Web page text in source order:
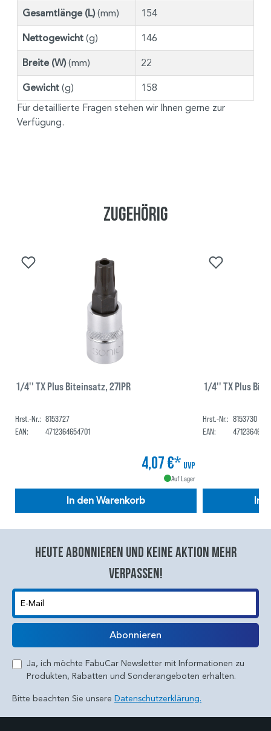
Gesamtlänge (L)(mm) 154
Nettogewicht (g) 146
Breite (W)(mm) 22
Gewicht (g)
158
Für detaillierte Fragen stehen wir Ihnen gerne zur
Verfügung.
Zugehörig
1/4'' TX Plus Biteinsatz, 27IPR
Hrst.-Nr.: 8153727
EAN:
4712364654701
4,07 €* UVP
Auf Lager
In den Warenkorb
1/4'' TX Plus
Hrst.-Nr.: 8153730
EAN:
In
Heute abonnieren und keine aktion mehr
verpassen!
E-Mail
Abonnieren
Ja, ich möchte FabuCar Newsletter mit Informationen zu
Produkten, Rabatten und Sonderangeboten erhalten.
Bitte beachten Sie unsere Datenschutzerklärung.